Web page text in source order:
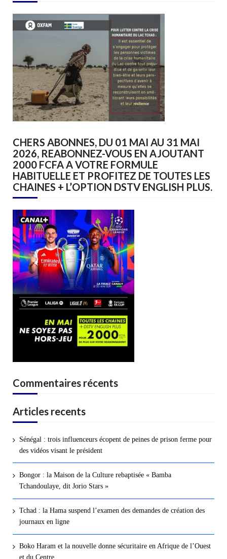
CHERS ABONNES, DU 01 MAI AU 31 MAI
2026, REABONNEZ-VOUS EN AJOUTANT
2000 FCFA A VOTRE FORMULE
HABITUELLE ET PROFITEZ DE TOUTES LES
CHAINES + L’OPTION DSTV ENGLISH PLUS.
Commentaires récents
Articles recents
Sénégal : trois influenceurs écopent de peines de prison ferme pour
des vidéos visant le président
Bongor : la Maison de la Culture rebaptisée « Bamba
Tchandoulaye, dit Jorio Stars »
Tchad : la Hama suspend l’examen des demandes de création des
journaux en ligne
Boko Haram et la nouvelle donne sécuritaire en Afrique de l’Ouest
et du Centre